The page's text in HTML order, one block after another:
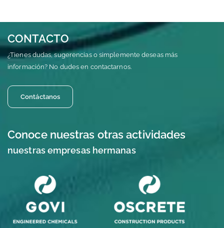
CONTACTO
¿Tienes dudas, sugerencias o simplemente deseas más
información? No dudes en contactarnos.
Contáctanos
Conoce nuestras otras actividades
nuestras empresas hermanas